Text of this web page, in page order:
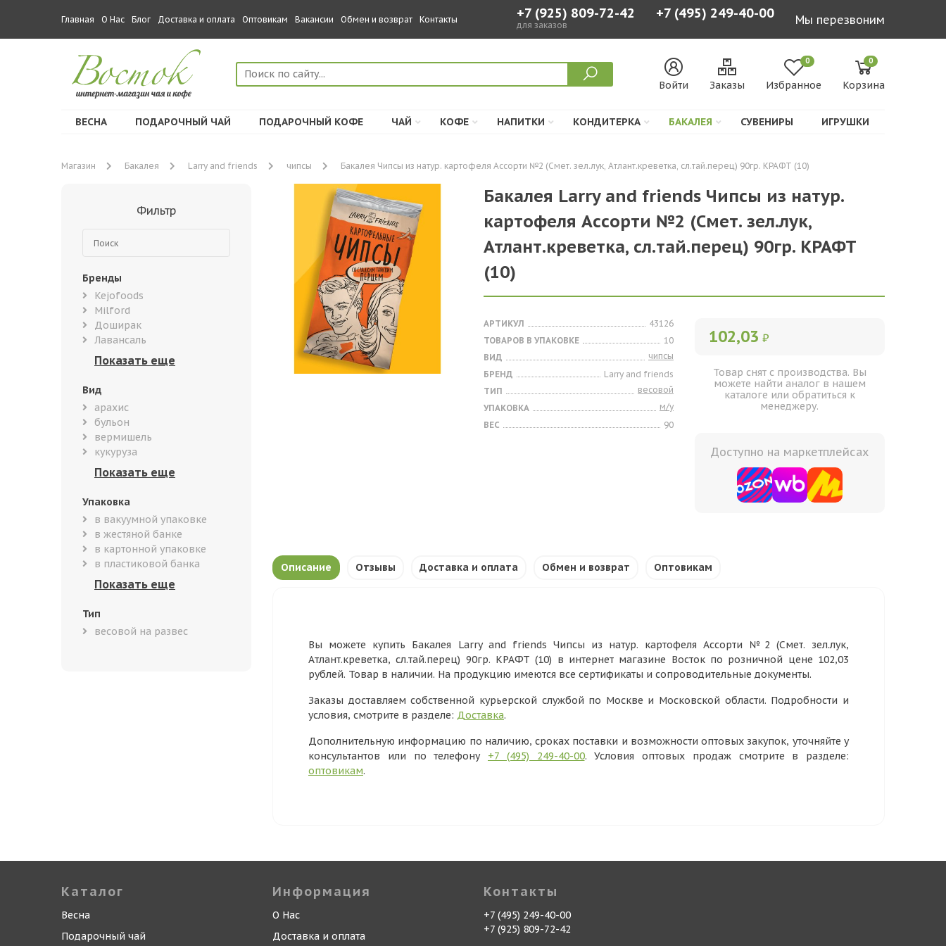
Главная О Нас Блог Доставка и оплата Оптовикам Вакансии Обмен и возврат Контакты +7 (925) 809-72-42
для заказов
+7 (495) 249-40-00 Мы перезвоним
Войти Заказы
0
Избранное
0
Корзина
ВЕСНА ПОДАРОЧНЫЙ ЧАЙ ПОДАРОЧНЫЙ КОФЕ ЧАЙ КОФЕ НАПИТКИ КОНДИТЕРКА БАКАЛЕЯ СУВЕНИРЫ ИГРУШКИ
Магазин Бакалея Larry and friends чипсы Бакалея Чипсы из натур. картофеля Ассорти №2 (Смет. зел.лук, Атлант.креветка, сл.тай.перец) 90гр. КРАФТ (10)
Фильтр
Бренды
Kejofoods
Milford
Доширак
Лавансаль
Вид
арахис
бульон
вермишель
кукуруза
Упаковка
в вакуумной упаковке
в жестяной банке
в картонной упаковке
в пластиковой банка
Тип
весовой на развес
Бакалея Larry and friends Чипсы из натур.
картофеля Ассорти №2 (Смет. зел.лук,
Атлант.креветка, сл.тай.перец) 90гр. КРАФТ
(10)
АРТИКУЛ
43126
ТОВАРОВ В УПАКОВКЕ
10
ВИД
чипсы
БРЕНД
Larry and friends
ТИП
весовой
УПАКОВКА
м/у
ВЕС
90
102,03 ₽
Товар снят с производства. Вы
можете найти аналог в нашем
каталоге или обратиться к
менеджеру.
Доступно на маркетплейсах
Описание Отзывы Доставка и оплата Обмен и возврат Оптовикам
Вы можете купить Бакалея Larry and friends Чипсы из натур. картофеля Ассорти №2 (Смет. зел.лук,
Атлант.креветка, сл.тай.перец) 90гр. КРАФТ (10) в интернет магазине Восток по розничной цене 102,03
рублей. Товар в наличии. На продукцию имеются все сертификаты и сопроводительные документы.
Заказы доставляем собственной курьерской службой по Москве и Московской области. Подробности и
условия, смотрите в разделе: Доставка.
Дополнительную информацию по наличию, сроках поставки и возможности оптовых закупок, уточняйте у
консультантов или по телефону +7 (495) 249-40-00. Условия оптовых продаж смотрите в разделе:
оптовикам.
Каталог
Весна
Подарочный чай
Информация
О Нас
Доставка и оплата
Контакты
+7 (495) 249-40-00
+7 (925) 809-72-42